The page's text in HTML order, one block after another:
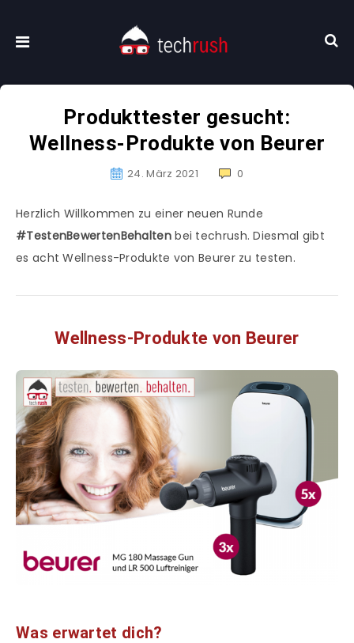
Produkttester gesucht:
Wellness-Produkte von Beurer
24. März 2021 0
Herzlich Willkommen zu einer neuen Runde
#TestenBewertenBehaltenbei techrush. Diesmal gibt
es acht Wellness-Produkte von Beurer zu testen.
Wellness-Produkte von Beurer
Was erwartet dich?